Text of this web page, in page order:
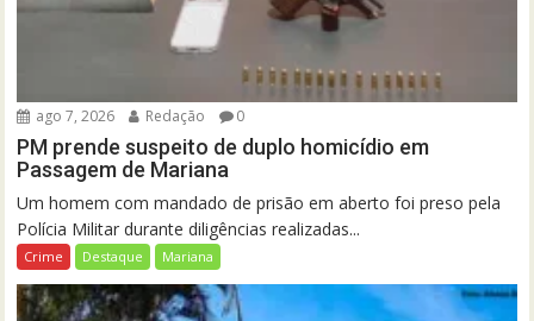
ago 7, 2026 Redação 0
PM prende suspeito de duplo homicídio em
Passagem de Mariana
Um homem com mandado de prisão em aberto foi preso pela
Polícia Militar durante diligências realizadas...
Crime Destaque Mariana